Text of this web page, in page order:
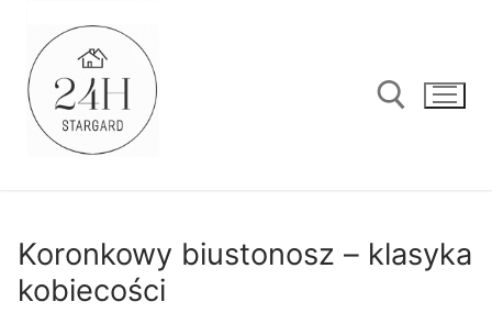
treści
Koronkowy biustonosz – klasyka
kobiecości